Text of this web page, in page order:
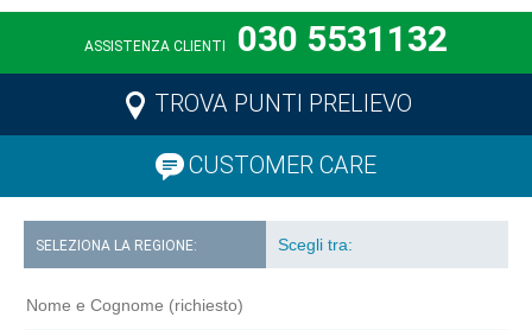
ASSISTENZA CLIENTI 030 5531132
TROVA PUNTI PRELIEVO
CUSTOMER CARE
SELEZIONA LA REGIONE: